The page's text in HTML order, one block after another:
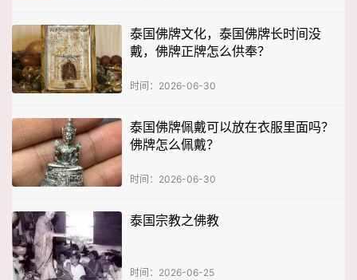
泰国佛牌文化，泰国佛牌长时间没
戴，佛牌正牌怎么供奉？
时间：2026-06-30
泰国佛牌佩戴可以放在衣服里面吗？
佛牌怎么佩戴？
时间：2026-06-30
泰国宗教之佛教
时间：2026-06-25